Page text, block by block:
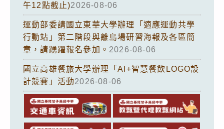
午12點截止)2026-08-06
運動部委請國立東華大學辦理「適應運動共學
行動站」第二階段與離島場研習海報及各區簡
章，請踴躍報名參加。 2026-08-06
國立高雄餐旅大學辦理「AI+智慧餐飲LOGO設
計競賽」活動2026-08-06